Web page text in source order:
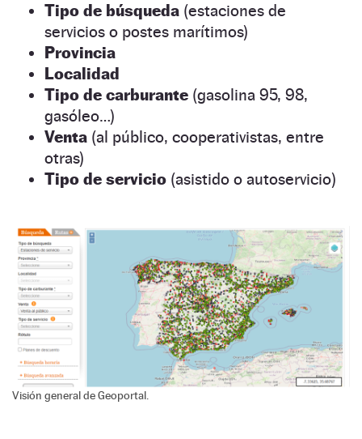
Tipo de búsqueda (estaciones de
servicios o postes marítimos)
Provincia
Localidad
Tipo de carburante (gasolina 95, 98,
gasóleo…)
Venta (al público, cooperativistas, entre
otras)
Tipo de servicio (asistido o autoservicio)
Visión general de Geoportal.